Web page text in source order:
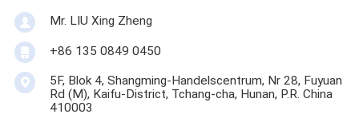
Mr. LIU Xing Zheng
+86 135 0849 0450
5F, Blok 4, Shangming-Handelscentrum, Nr 28, Fuyuan
Rd (M), Kaifu-District, Tchang-cha, Hunan, P.R. China
410003